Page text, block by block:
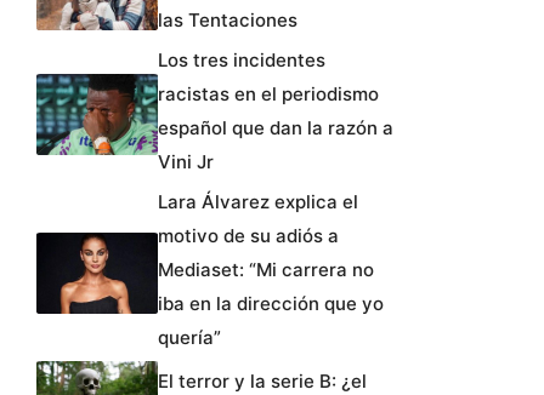
las Tentaciones
Los tres incidentes
racistas en el periodismo
español que dan la razón a
Vini Jr
Lara Álvarez explica el
motivo de su adiós a
Mediaset: “Mi carrera no
iba en la dirección que yo
quería”
El terror y la serie B: ¿el